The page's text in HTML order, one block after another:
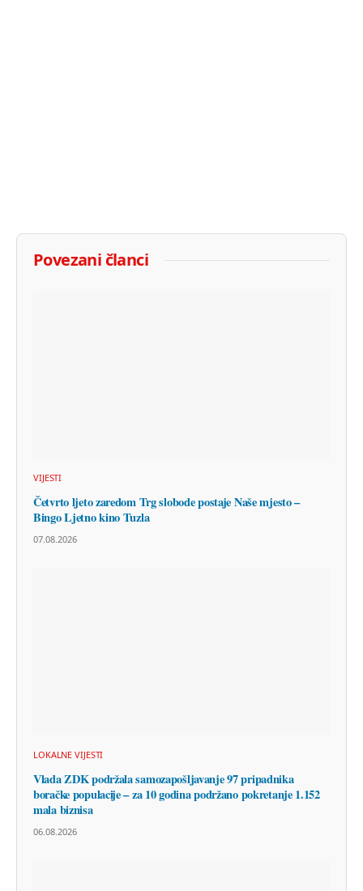
Povezani članci
VIJESTI
Četvrto ljeto zaredom Trg slobode postaje Naše mjesto –
Bingo Ljetno kino Tuzla
07.08.2026
LOKALNE VIJESTI
Vlada ZDK podržala samozapošljavanje 97 pripadnika
boračke populacije – za 10 godina podržano pokretanje 1.152
mala biznisa
06.08.2026